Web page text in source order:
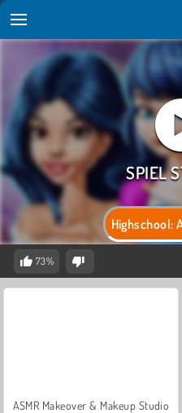
Highschool:
73%
ASMR Makeover & Makeup Studio